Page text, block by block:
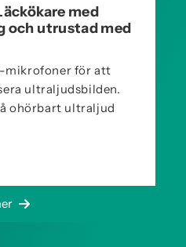
med
och utrustad med
mikrofoner för att
ultraljudsbilden.
ohörbart ultraljud